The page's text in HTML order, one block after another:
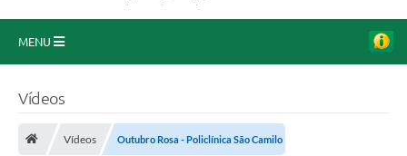
MENU
Vídeos
Vídeos Outubro Rosa - Policlínica São Camilo